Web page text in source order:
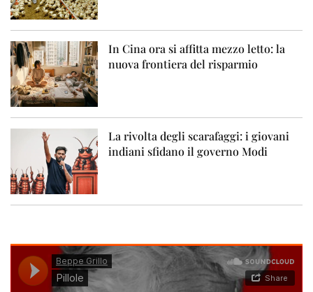
In Cina ora si affitta mezzo letto: la
nuova frontiera del risparmio
La rivolta degli scarafaggi: i giovani
indiani sfidano il governo Modi